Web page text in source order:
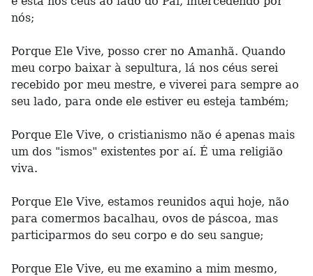
nós;
Porque Ele Vive, posso crer no Amanhã. Quando
meu corpo baixar à sepultura, lá nos céus serei
recebido por meu mestre, e viverei para sempre ao
seu lado, para onde ele estiver eu esteja também;
Porque Ele Vive, o cristianismo não é apenas mais
um dos "ismos" existentes por aí. É uma religião
viva.
Porque Ele Vive, estamos reunidos aqui hoje, não
para comermos bacalhau, ovos de páscoa, mas
participarmos do seu corpo e do seu sangue;
Porque Ele Vive, eu me examino a mim mesmo,